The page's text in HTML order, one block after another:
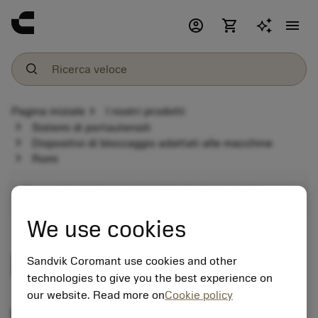
account_circle shopping_cart menu
Pagina iniziale chevron_right I nostri prodotti
Sistemi di portautensili
chevron_right Dispositivi di bloccaggio adattati alle macchine
chevron_right Romi
expand_more
Romi
We use cookies
Sandvik Coromant use cookies and other
technologies to give you the best experience on
our website. Read more onCookie policy